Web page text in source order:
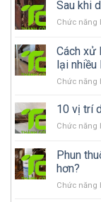
Sau khi
Chức năng
Cách xử
lại nhiều
Chức năng
10 vị trí
Chức năng
Phun
hơn?
Chức năng